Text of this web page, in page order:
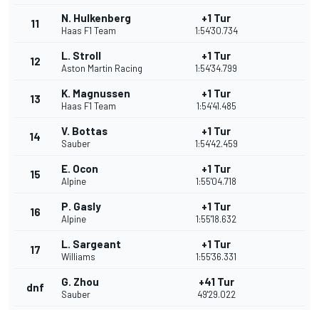
11 N. Hulkenberg
Haas F1 Team
+1 Tur
1:54'30.734
12 L. Stroll
Aston Martin Racing
+1 Tur
1:54'34.799
13 K. Magnussen
Haas F1 Team
+1 Tur
1:54'41.485
14 V. Bottas
Sauber
+1 Tur
1:54'42.459
15 E. Ocon
Alpine
+1 Tur
1:55'04.718
16 P. Gasly
Alpine
+1 Tur
1:55'18.632
17 L. Sargeant
Williams
+1 Tur
1:55'36.331
dnf G. Zhou
Sauber
+41 Tur
49'29.022